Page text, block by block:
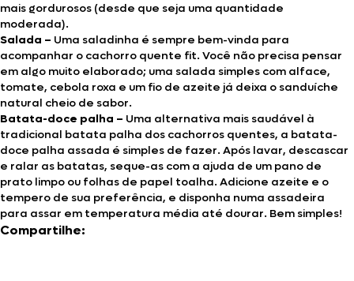
mais gordurosos (desde que seja uma quantidade
moderada).
Salada – Uma saladinha é sempre bem-vinda para
acompanhar o cachorro quente fit. Você não precisa pensar
em algo muito elaborado; uma salada simples com alface,
tomate, cebola roxa e um fio de azeite já deixa o sanduíche
natural cheio de sabor.
Batata-doce palha – Uma alternativa mais saudável à
tradicional batata palha dos cachorros quentes, a batata-
doce palha assada é simples de fazer. Após lavar, descascar
e ralar as batatas, seque-as com a ajuda de um pano de
prato limpo ou folhas de papel toalha. Adicione azeite e o
tempero de sua preferência, e disponha numa assadeira
para assar em temperatura média até dourar. Bem simples!
Compartilhe: